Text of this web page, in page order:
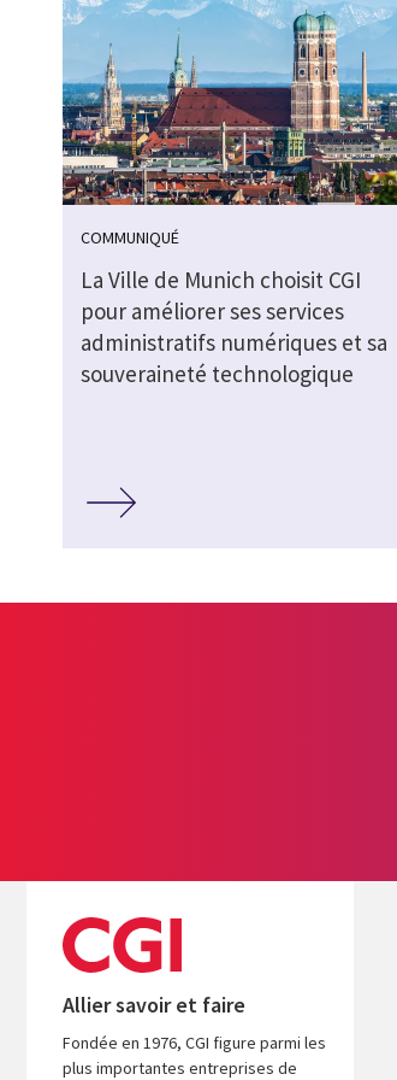
COMMUNIQUÉ
La Ville de Munich choisit CGI
pour améliorer ses services
administratifs numériques et sa
souveraineté technologique
Allier savoir et faire
Fondée en 1976, CGI figure parmi les
plus importantes entreprises de